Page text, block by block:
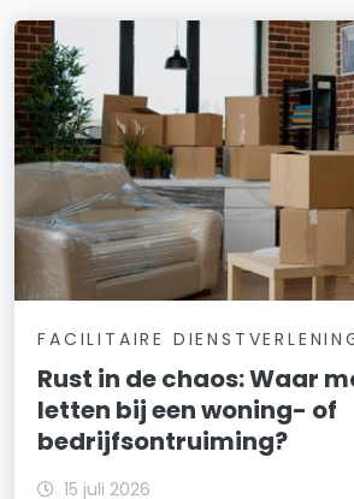
FACILITAIRE
Rust in de chaos: Waar
letten bij een woning- of
bedrijfsontruiming?
15 juli 2026